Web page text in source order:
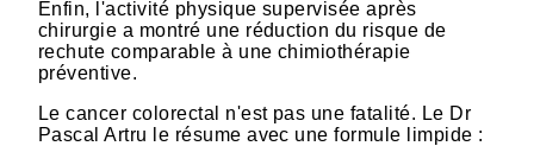
Enfin, l'activité physique supervisée après
chirurgie a montré une réduction du risque de
rechute comparable à une chimiothérapie
préventive.
Le cancer colorectal n'est pas une fatalité. Le Dr
Pascal Artru le résume avec une formule limpide :